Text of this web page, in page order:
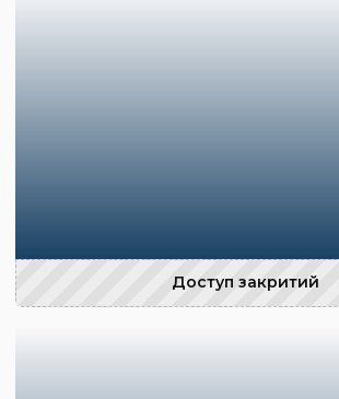
Доступ закритий